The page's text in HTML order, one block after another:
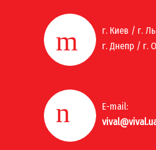
г. Киев / г.
г. Днепр / г.
E-mail: